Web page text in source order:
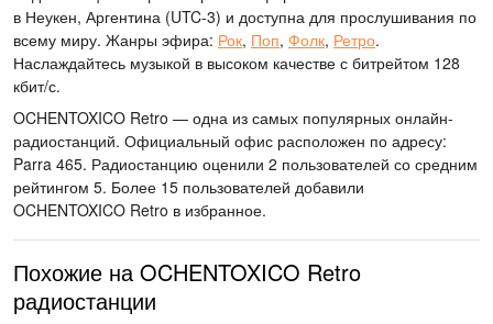
в Неукен, Аргентина (UTC-3) и доступна для прослушивания по
всему миру. Жанры эфира: Рок, Поп, Фолк, Ретро.
Наслаждайтесь музыкой в высоком качестве с битрейтом 128
кбит/с.
OCHENTOXICO Retro — одна из самых популярных онлайн-
радиостанций. Официальный офис расположен по адресу:
Parra 465. Радиостанцию оценили 2 пользователей со средним
рейтингом 5. Более 15 пользователей добавили
OCHENTOXICO Retro в избранное.
Похожие на OCHENTOXICO Retro
радиостанции